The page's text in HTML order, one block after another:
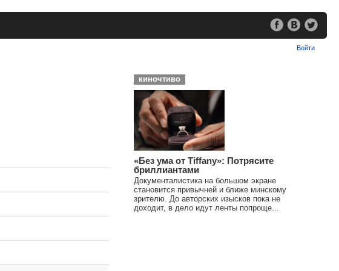
Войти
киночтиво
«Без ума от Tiffany»: Потрясите
бриллиантами
Документалистика на большом экране
становится привычней и ближе минскому
зрителю. До авторских изысков пока не
доходит, в дело идут ленты попроще...